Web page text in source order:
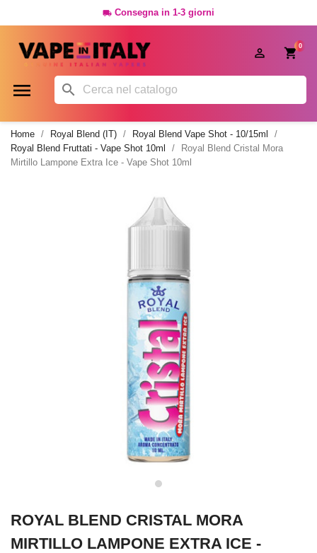
 Consegna in 1-3 giorni
0

 
Home Royal Blend (IT)
Royal Blend Vape Shot - 10/15ml
Royal Blend Fruttati - Vape Shot 10ml
Royal Blend Cristal Mora
Mirtillo Lampone Extra Ice - Vape Shot 10ml
ROYAL BLEND CRISTAL MORA
MIRTILLO LAMPONE EXTRA ICE -